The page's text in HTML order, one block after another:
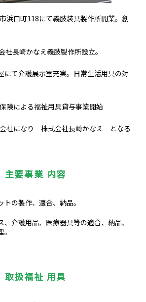
口町118にて義肢装具製作所開業。創
長崎かなえ義肢製作所設立。
て介護展示室充実。日常生活用具の対
による福祉用具貸与事業開始
社になり 株式会社長崎かなえ となる
主要事業 内容
の製作、適合、納品。
、介護用品、医療器具等の適合、納品、
取扱福祉 用具